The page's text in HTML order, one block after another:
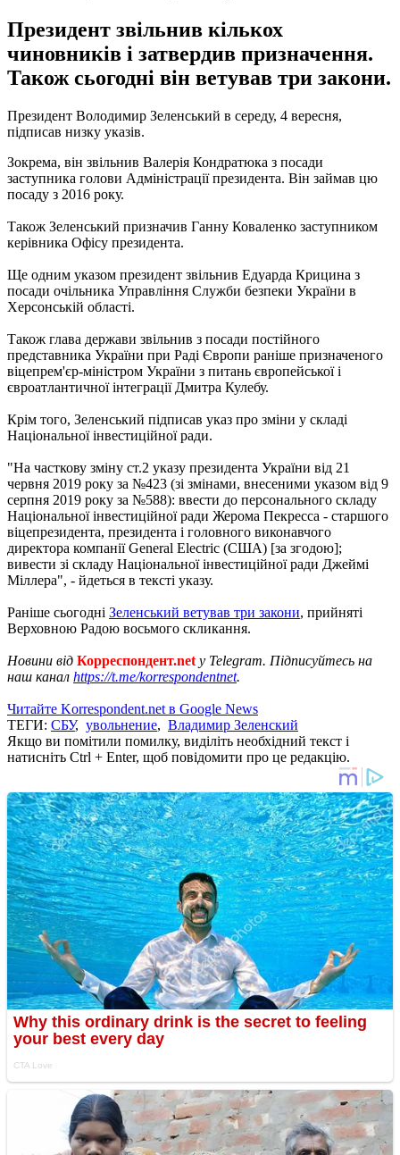
Президент звільнив кількох
чиновників і затвердив призначення.
Також сьогодні він ветував три закони.
Президент Володимир Зеленський в середу, 4 вересня,
підписав низку указів.
Зокрема, він звільнив Валерія Кондратюка з посади
заступника голови Адміністрації президента. Він займав цю
посаду з 2016 року.
Також Зеленський призначив Ганну Коваленко заступником
керівника Офісу президента.
Ще одним указом президент звільнив Едуарда Крицина з
посади очільника Управління Служби безпеки України в
Херсонській області.
Також глава держави звільнив з посади постійного
представника України при Раді Європи раніше призначеного
віцепрем'єр-міністром України з питань європейської і
євроатлантичної інтеграції Дмитра Кулебу.
Крім того, Зеленський підписав указ про зміни у складі
Національної інвестиційної ради.
"На часткову зміну ст.2 указу президента України від 21
червня 2019 року за №423 (зі змінами, внесеними указом від 9
серпня 2019 року за №588): ввести до персонального складу
Національної інвестиційної ради Жерома Пекресса - старшого
віцепрезидента, президента і головного виконавчого
директора компанії General Electric (США) [за згодою];
вивести зі складу Національної інвестиційної ради Джеймі
Міллера", - йдеться в тексті указу.
Раніше сьогодні Зеленський ветував три закони, прийняті
Верховною Радою восьмого скликання.
Новини від Корреспондент.net у Telegram. Підписуйтесь на
наш канал https://t.me/korrespondentnet.
Читайте Korrespondent.net в Google News
ТЕГИ: СБУ, увольнение, Владимир Зеленский
Якщо ви помітили помилку, виділіть необхідний текст і
натисніть Ctrl + Enter, щоб повідомити про це редакцію.